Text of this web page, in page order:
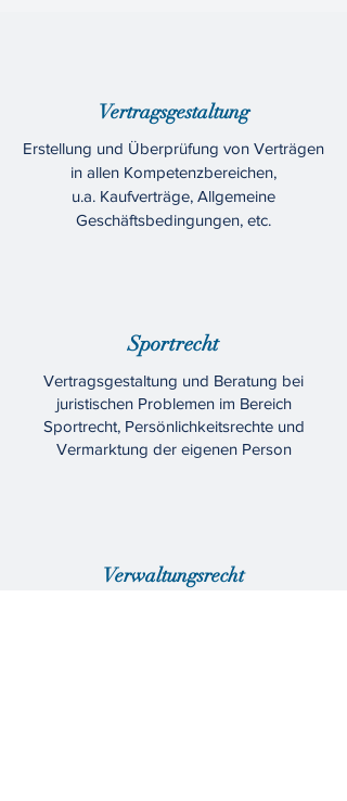
Vertragsgestaltung
Erstellung und Überprüfung von Verträgen
in allen Kompetenzbereichen,
u.a. Kaufverträge, Allgemeine
Geschäftsbedingungen, etc.
Sportrecht
Vertragsgestaltung und Beratung bei
juristischen Problemen im Bereich
Sportrecht, Persönlichkeitsrechte und
Vermarktung der eigenen Person
Verwaltungsrecht